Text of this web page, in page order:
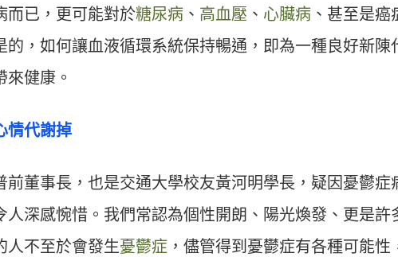
而已，更可能對於糖尿病 、 高血壓 、 心臟病 、甚至是癌
的，如何讓血液循環系統保持暢通，即為一種良好新陳
健康。
情代謝掉
前董事長，也是交通大學校友黃河明學長，疑因憂鬱症
深感惋惜。我們常認為個性開朗、陽光煥發、更是許
人不至於會發生憂鬱症 ，儘管得到憂鬱症有各種可能性